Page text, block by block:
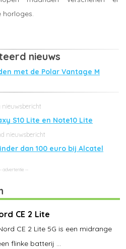
nieuws
met de Polar Vantage M
S10 Lite en Note10 Lite
dan 100 euro bij Alcatel
CE 2 Lite
CE 2 Lite 5G is een midrange
flinke batterij ...